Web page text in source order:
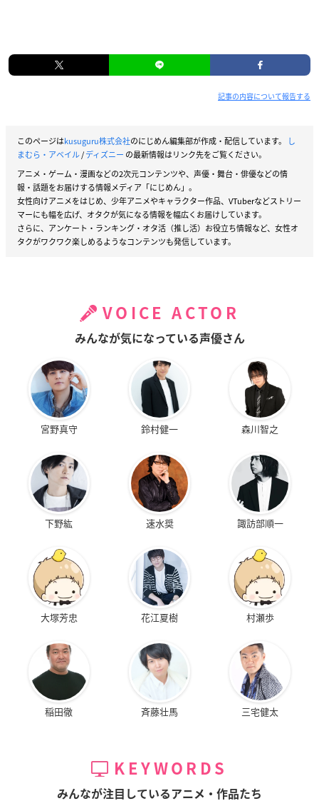
記事の内容について報告する
このページはkusuguru株式会社のにじめん編集部が作成・配信しています。
し
まむら・アベイル/ディズニー の最新情報はリンク先をご覧ください。
アニメ・ゲーム・漫画などの2次元コンテンツや、声優・舞台・俳優などの情
報・話題をお届けする情報メディア「にじめん」。
女性向けアニメをはじめ、少年アニメやキャラクター作品、VTuberなどストリー
マーにも幅を広げ、オタクが気になる情報を幅広くお届けしています。
さらに、アンケート・ランキング・オタ活（推し活）お役立ち情報など、女性オ
タクがワクワク楽しめるようなコンテンツも発信しています。
VOICE ACTOR
みんなが気になっている声優さん
宮野真守 鈴村健一 森川智之
下野紘 速水奨 諏訪部順一
大塚芳忠 花江夏樹 村瀬歩
稲田徹 斉藤壮馬 三宅健太
KEYWORDS
みんなが注目しているアニメ・作品たち